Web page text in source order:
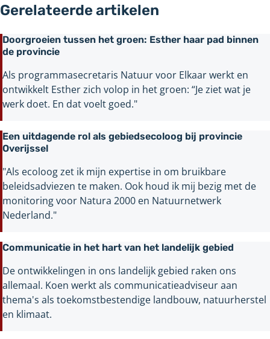
Gerelateerde artikelen
Doorgroeien tussen het groen: Esther haar pad binnen
de provincie
Als programmasecretaris Natuur voor Elkaar werkt en
ontwikkelt Esther zich volop in het groen: “Je ziet wat je
werk doet. En dat voelt goed."
Een uitdagende rol als gebiedsecoloog bij provincie
Overijssel
"Als ecoloog zet ik mijn expertise in om bruikbare
beleidsadviezen te maken. Ook houd ik mij bezig met de
monitoring voor Natura 2000 en Natuurnetwerk
Nederland."
Communicatie in het hart van het landelijk gebied
De ontwikkelingen in ons landelijk gebied raken ons
allemaal. Koen werkt als communicatieadviseur aan
thema's als toekomstbestendige landbouw, natuurherstel
en klimaat.